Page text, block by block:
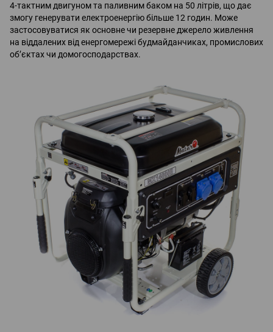
4-тактним двигуном та паливним баком на 50 літрів, що дає
змогу генерувати електроенергію більше 12 годин. Може
застосовуватися як основне чи резервне джерело живлення
на віддалених від енергомережі будмайданчиках, промислових
об’єктах чи домогосподарствах.